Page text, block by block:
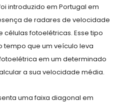
introduzido em Portugal em
de radares de velocidade
fotoelétricas. Esse tipo
tempo que um veículo leva
em um determinado
a sua velocidade média.
uma faixa diagonal em